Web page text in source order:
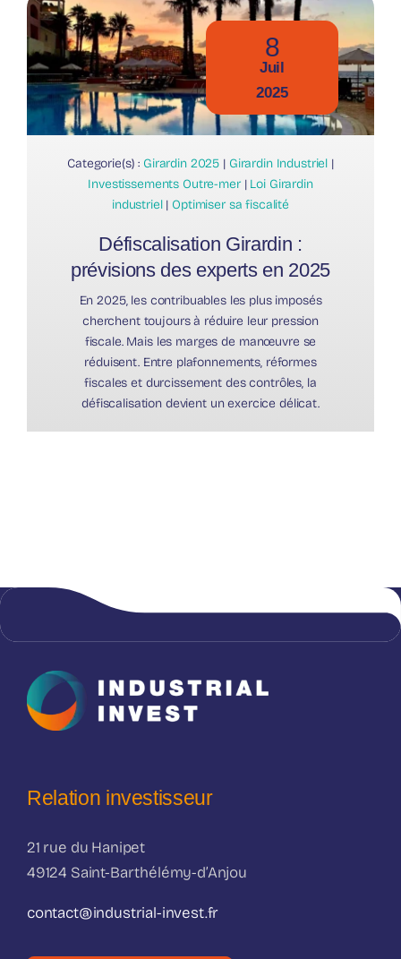
8
Juil
2025
Categorie(s) : Girardin 2025 | Girardin Industriel |
Investissements Outre-mer| Loi Girardin
industriel| Optimiser sa fiscalité
Défiscalisation Girardin :
prévisions des experts en 2025
En 2025, les contribuables les plus imposés
cherchent toujours à réduire leur pression
fiscale. Mais les marges de manœuvre se
réduisent. Entre plafonnements, réformes
fiscales et durcissement des contrôles, la
défiscalisation devient un exercice délicat.
Relation investisseur
21 rue du Hanipet
49124 Saint-Barthélémy-d’Anjou
contact@industrial-invest.fr